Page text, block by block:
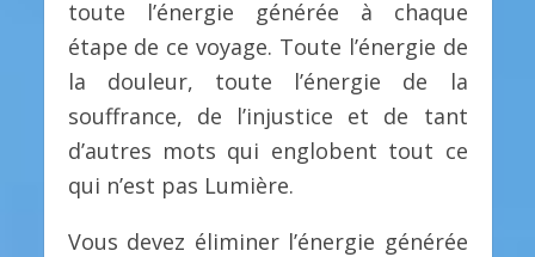
toute l’énergie générée à chaque
étape de ce voyage. Toute l’énergie de
la douleur, toute l’énergie de la
souffrance, de l’injustice et de tant
d’autres mots qui englobent tout ce
qui n’est pas Lumière.
Vous devez éliminer l’énergie générée